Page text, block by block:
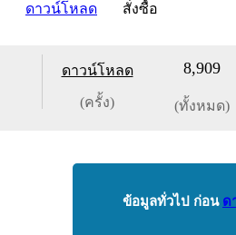
ดาวน์โหลด สั่งซื้อ
ดาวน์โหลด
(ครั้ง)
8,909
(ทั้งหมด)
ข้อมูลทั่วไป ก่อน ด